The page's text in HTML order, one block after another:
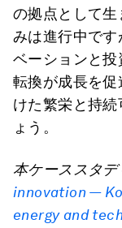
の拠点として
みは進行中です
ベーションと
転換が成長を促
けた繁栄と持
ょう。
本ケーススタデ
innovation —
energy and